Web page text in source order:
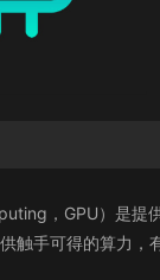
，GPU）是提
触手可得的算力，